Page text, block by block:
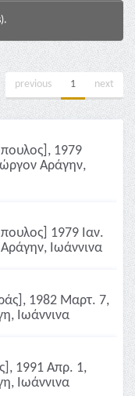
previous 1 next
1979
Αράγην,
1979 Ιαν.
Ιωάννινα
1982 Μαρτ. 7,
Ιωάννινα
1991 Απρ. 1,
Ιωάννινα